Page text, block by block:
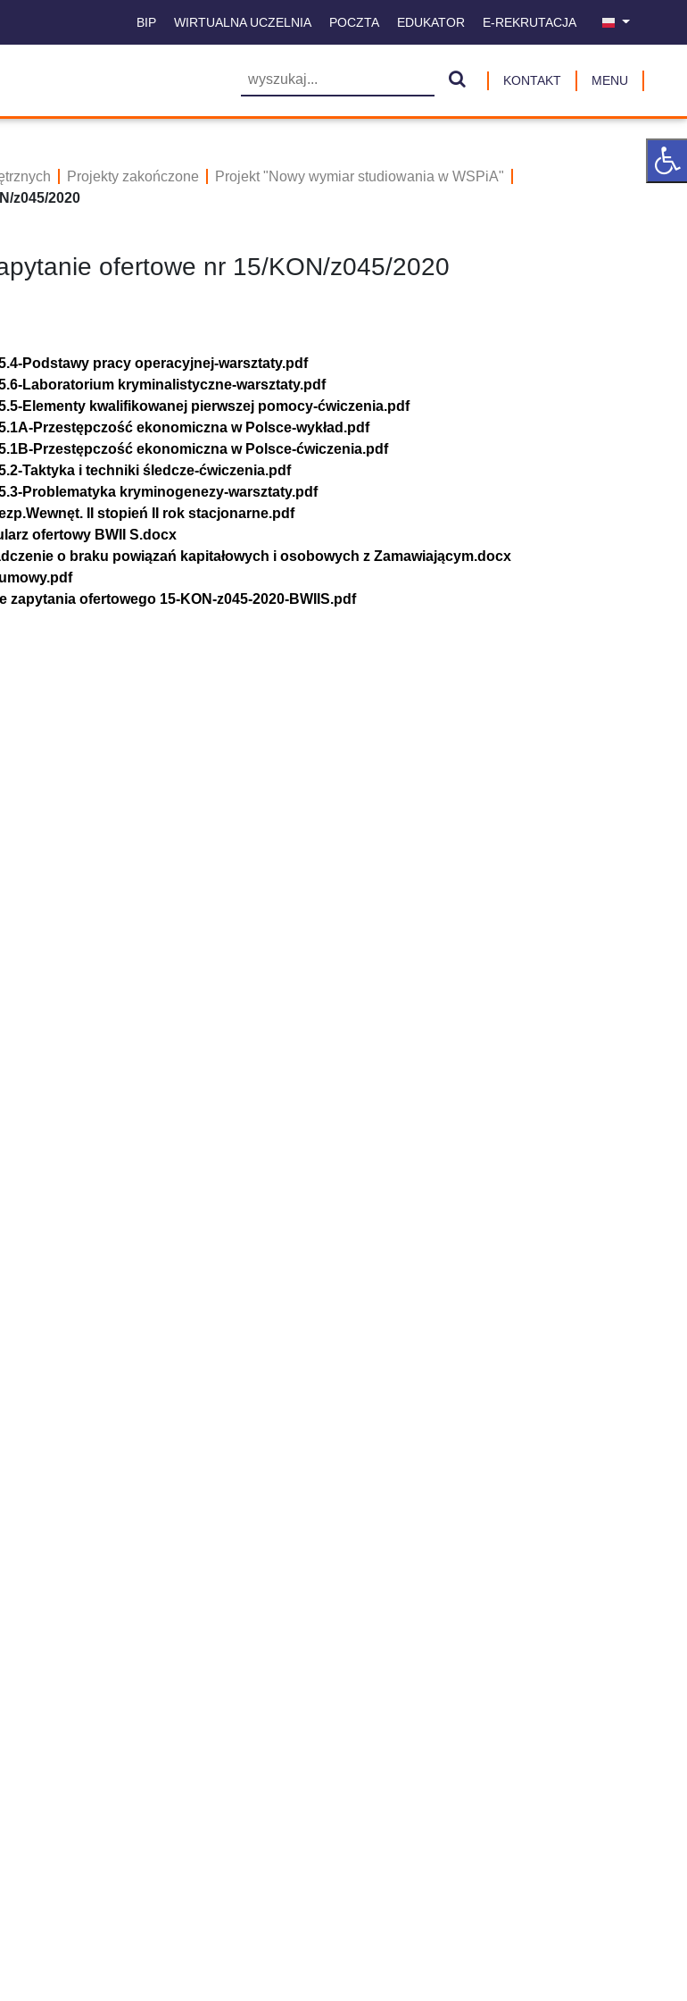
BIP WIRTUALNA UCZELNIA POCZTA EDUKATOR E-REKRUTACJA
KONTAKT MENU
Projekty zakończone
Projekt "Nowy wymiar studiowania w WSPiA"
z045/2020
ofertowe nr 15/KON/z045/2020
Podstawy pracy operacyjnej-warsztaty.pdf
Laboratorium kryminalistyczne-warsztaty.pdf
Elementy kwalifikowanej pierwszej pomocy-ćwiczenia.pdf
Przestępczość ekonomiczna w Polsce-wykład.pdf
Przestępczość ekonomiczna w Polsce-ćwiczenia.pdf
Taktyka i techniki śledcze-ćwiczenia.pdf
Problematyka kryminogenezy-warsztaty.pdf
II stopień II rok stacjonarne.pdf
ofertowy BWII S.docx
o braku powiązań kapitałowych i osobowych z Zamawiającym.docx
zapytania ofertowego 15-KON-z045-2020-BWIIS.pdf